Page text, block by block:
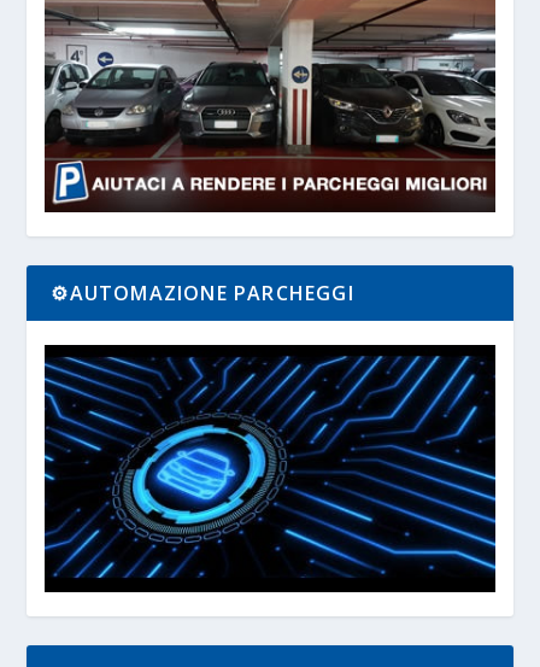
⚙️AUTOMAZIONE PARCHEGGI